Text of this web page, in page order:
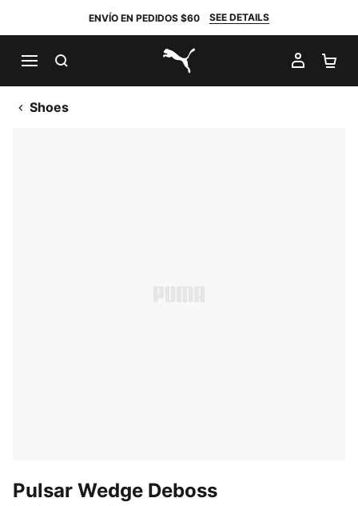
ENVÍO EN PEDIDOS $60 SEE DETAILS
PUMA.com
MI
Shoes
Pulsar Wedge Deboss